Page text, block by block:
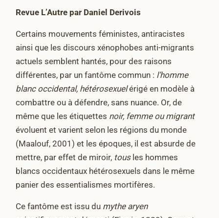
Revue L’Autre par Daniel Derivois
Certains mouvements féministes, antiracistes
ainsi que les discours xénophobes anti-migrants
actuels semblent hantés, pour des raisons
différentes, par un fantôme commun : l’homme
blanc occidental, hétérosexuelérigé en modèle à
combattre ou à défendre, sans nuance. Or, de
même que les étiquettes noir, femme ou migrant
évoluent et varient selon les régions du monde
(Maalouf, 2001) et les époques, il est absurde de
mettre, par effet de miroir, tousles hommes
blancs occidentaux hétérosexuels dans le même
panier des essentialismes mortifères.
Ce fantôme est issu du mythe aryen